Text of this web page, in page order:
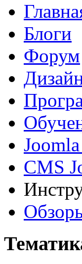
Блоги
Форум
CMS